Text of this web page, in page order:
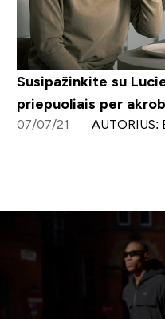
Susipažinkite su
priepuoliais per
07/07/21 AUTORIUS: